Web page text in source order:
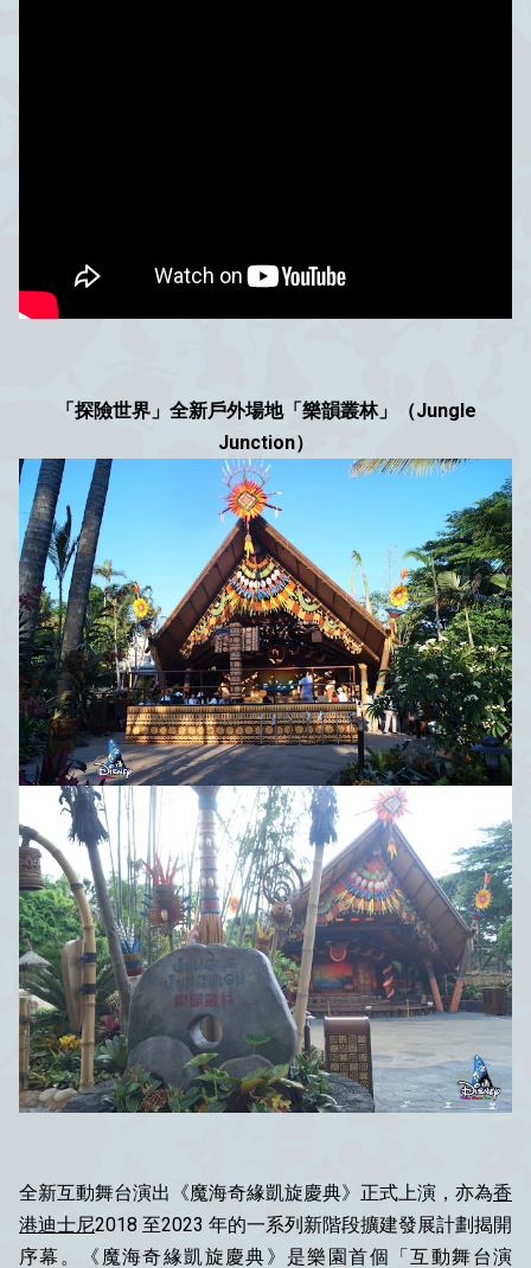
「探險世界」全新戶外場地「樂韻叢林」（Jungle
Junction）
全新互動舞台演出《魔海奇緣凱旋慶典》正式上演，亦為香
港迪士尼2018 至2023 年的一系列新階段擴建發展計劃揭開
序幕。《魔海奇緣凱旋慶典》是樂園首個「互動舞台演